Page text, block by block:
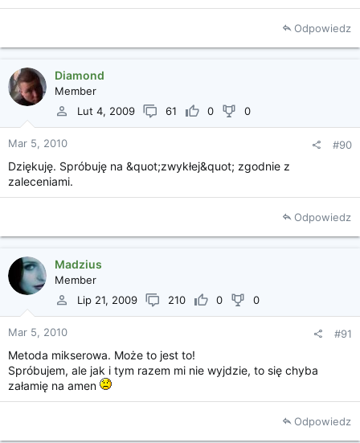
Odpowiedz
Diamond
Member
Lut 4, 2009
61 0 0
Mar 5, 2010 #90
Dziękuję. Spróbuję na &quot;zwykłej&quot; zgodnie z
zaleceniami.
Odpowiedz
Madzius
Member
Lip 21, 2009
210 0 0
Mar 5, 2010 #91
Metoda mikserowa. Może to jest to!
Spróbujem, ale jak i tym razem mi nie wyjdzie, to się chyba
załamię na amen
Odpowiedz